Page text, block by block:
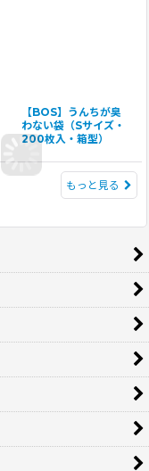
【BOS】うんちが臭
わない袋（Sサイズ・
200枚入・箱型）
もっと見る